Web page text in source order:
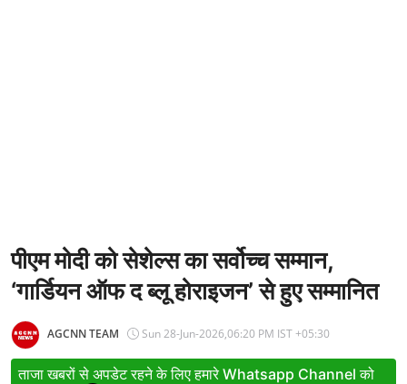
Business
Relationship
Education
Defence & Security
पीएम मोदी को सेशेल्स का सर्वोच्च सम्मान,
‘गार्डियन ऑफ द ब्लू होराइजन’ से हुए सम्मानित
AGCNN TEAM Sun 28-Jun-2026,06:20 PM IST +05:30
ताजा खबरों से अपडेट रहने के लिए हमारे Whatsapp Channel को